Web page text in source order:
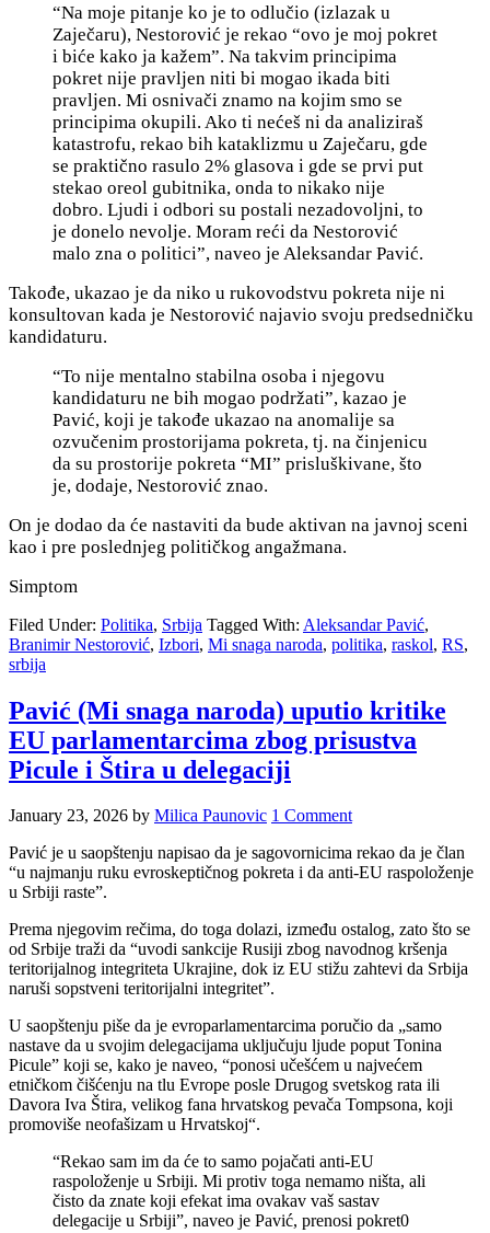
“Na moje pitanje ko je to odlučio (izlazak u
Zaječaru), Nestorović je rekao “ovo je moj pokret
i biće kako ja kažem”. Na takvim principima
pokret nije pravljen niti bi mogao ikada biti
pravljen. Mi osnivači znamo na kojim smo se
principima okupili. Ako ti nećeš ni da analiziraš
katastrofu, rekao bih kataklizmu u Zaječaru, gde
se praktično rasulo 2% glasova i gde se prvi put
stekao oreol gubitnika, onda to nikako nije
dobro. Ljudi i odbori su postali nezadovoljni, to
je donelo nevolje. Moram reći da Nestorović
malo zna o politici”, naveo je Aleksandar Pavić.
Takođe, ukazao je da niko u rukovodstvu pokreta nije ni
konsultovan kada je Nestorović najavio svoju predsedničku
kandidaturu.
“To nije mentalno stabilna osoba i njegovu
kandidaturu ne bih mogao podržati”, kazao je
Pavić, koji je takođe ukazao na anomalije sa
ozvučenim prostorijama pokreta, tj. na činjenicu
da su prostorije pokreta “MI” prisluškivane, što
je, dodaje, Nestorović znao.
On je dodao da će nastaviti da bude aktivan na javnoj sceni
kao i pre poslednjeg političkog angažmana.
Simptom
Filed Under: Politika, Srbija Tagged With: Aleksandar Pavić,
Branimir Nestorović, Izbori, Mi snaga naroda, politika, raskol, RS,
srbija
Pavić (Mi snaga naroda) uputio kritike
EU parlamentarcima zbog prisustva
Picule i Štira u delegaciji
January 23, 2026 by Milica Paunovic 1 Comment
Pavić je u saopštenju napisao da je sagovornicima rekao da je član
“u najmanju ruku evroskeptičnog pokreta i da anti-EU raspoloženje
u Srbiji raste”.
Prema njegovim rečima, do toga dolazi, između ostalog, zato što se
od Srbije traži da “uvodi sankcije Rusiji zbog navodnog kršenja
teritorijalnog integriteta Ukrajine, dok iz EU stižu zahtevi da Srbija
naruši sopstveni teritorijalni integritet”.
U saopštenju piše da je evroparlamentarcima poručio da „samo
nastave da u svojim delegacijama uključuju ljude poput Tonina
Picule” koji se, kako je naveo, “ponosi učešćem u najvećem
etničkom čišćenju na tlu Evrope posle Drugog svetskog rata ili
Davora Iva Štira, velikog fana hrvatskog pevača Tompsona, koji
promoviše neofašizam u Hrvatskoj“.
“Rekao sam im da će to samo pojačati anti-EU
raspoloženje u Srbiji. Mi protiv toga nemamo ništa, ali
čisto da znate koji efekat ima ovakav vaš sastav
delegacije u Srbiji”, naveo je Pavić, prenosi pokret0